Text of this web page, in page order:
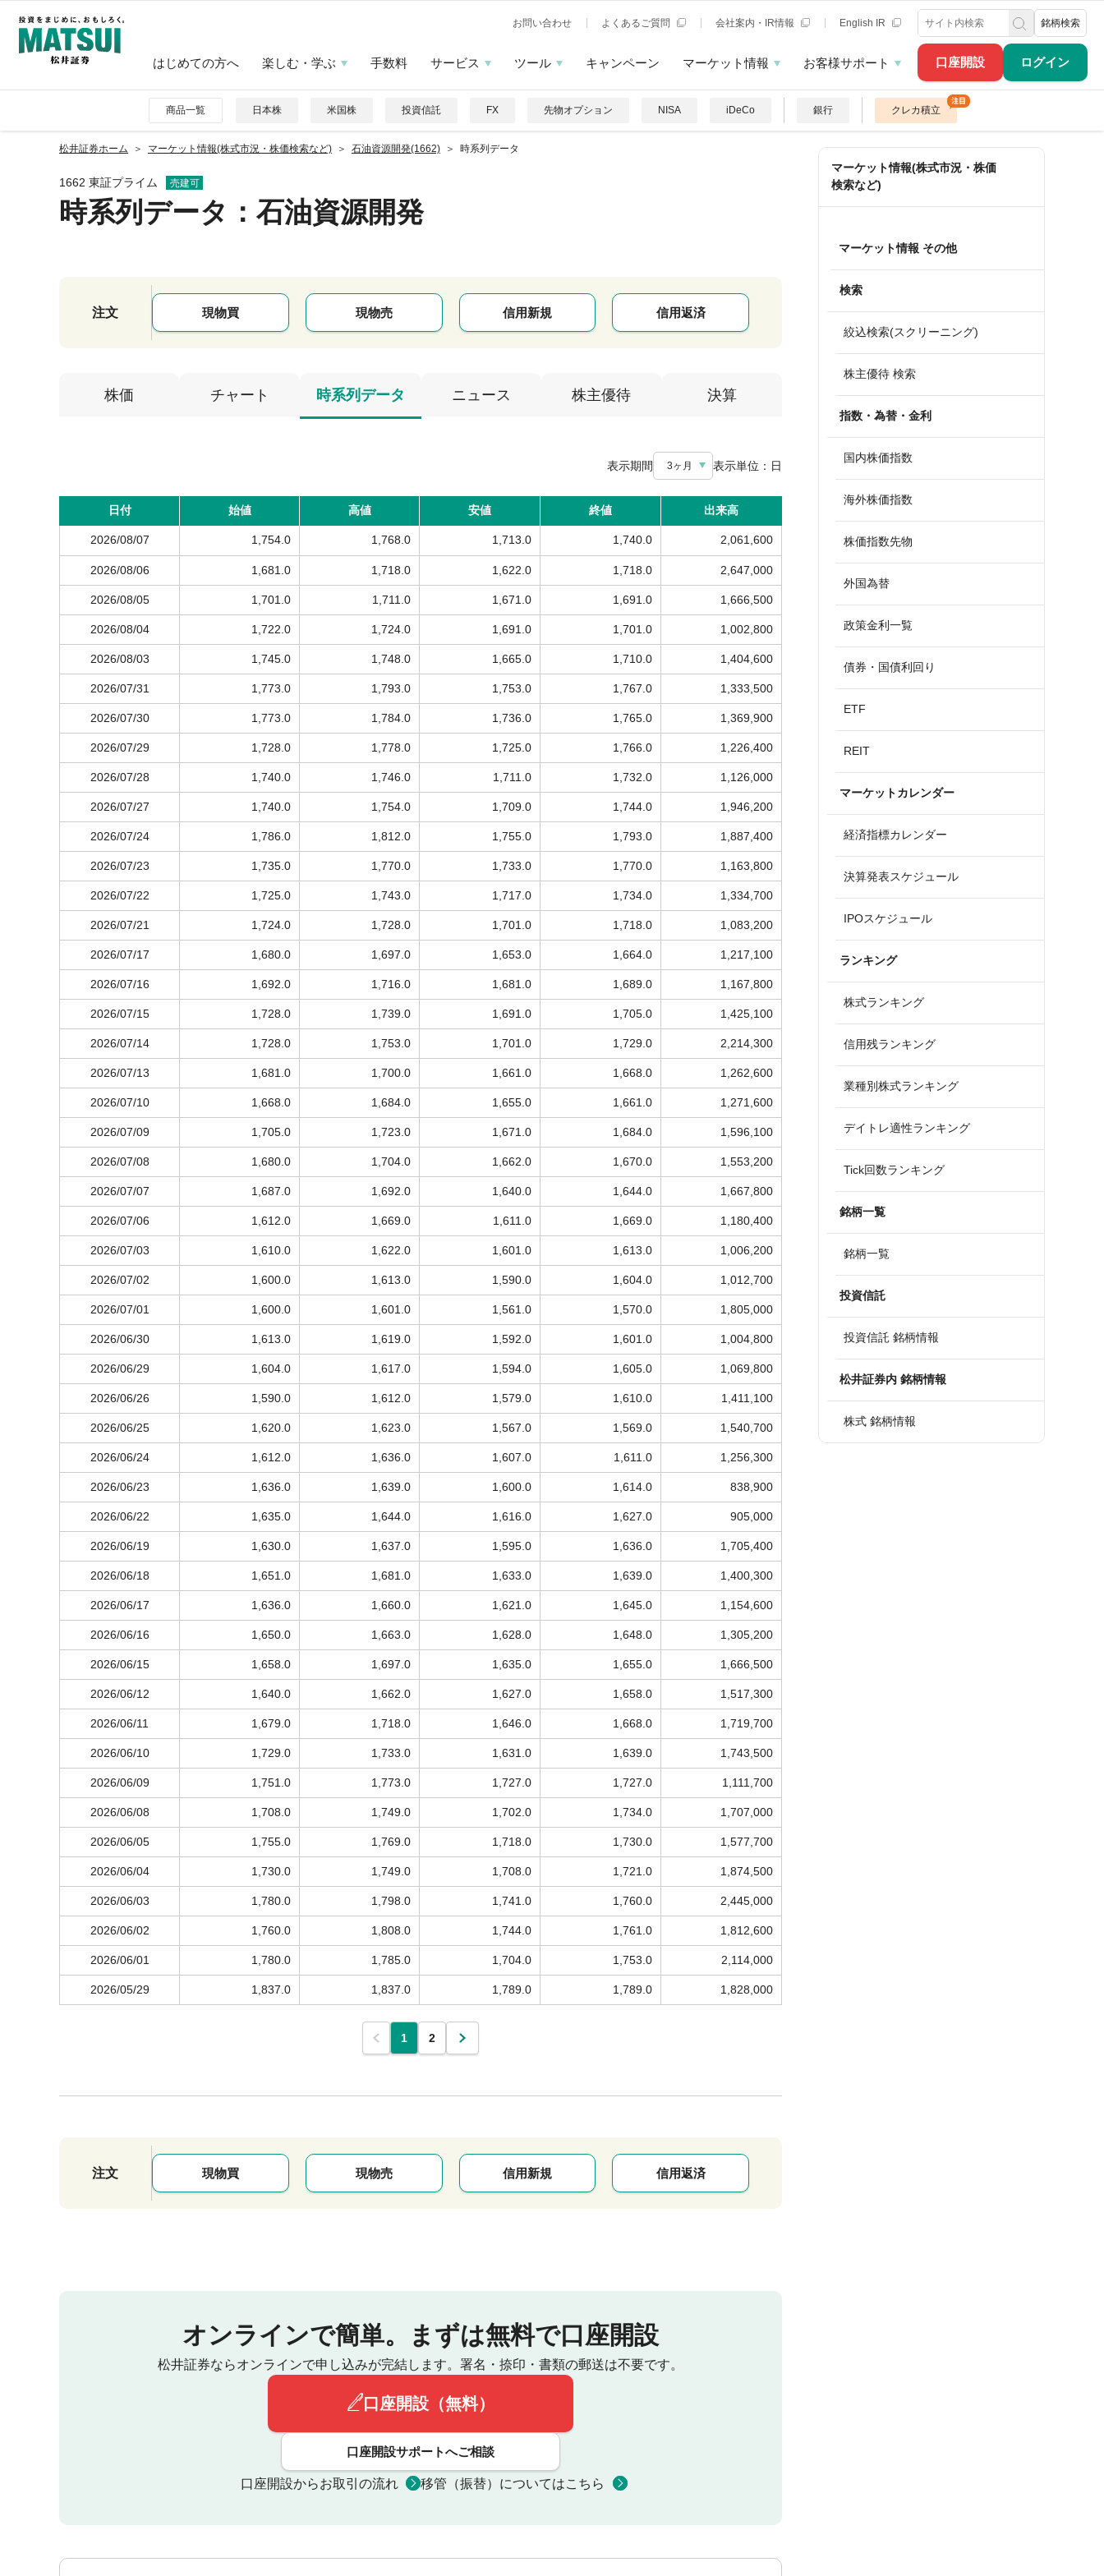
口座開設 ログイン
お問い合わせ よくあるご質問 会社案内・IR情報 English IR 銘柄検索
はじめての方へ 楽しむ・学ぶ 手数料 サービス ツール キャンペーン マーケット情報 お客様サポート
商品一覧 日本株 米国株 投資信託 FX 先物オプション NISA iDeCo 銀行 クレカ積立
松井証券ホーム マーケット情報(株式市況・株価検索など) 石油資源開発(1662) 時系列データ
1662 東証プライム 売建可
時系列データ ：石油資源開発
注文 現物買 現物売 信用新規 信用返済
株価 チャート 時系列データ ニュース 株主優待 決算
表示期間 3ヶ月 表示単位： 日
日付 始値 高値 安値 終値 出来高
2026/08/07 1,754.0 1,768.0 1,713.0 1,740.0 2,061,600
2026/08/06 1,681.0 1,718.0 1,622.0 1,718.0 2,647,000
2026/08/05 1,701.0 1,711.0 1,671.0 1,691.0 1,666,500
2026/08/04 1,722.0 1,724.0 1,691.0 1,701.0 1,002,800
2026/08/03 1,745.0 1,748.0 1,665.0 1,710.0 1,404,600
2026/07/31 1,773.0 1,793.0 1,753.0 1,767.0 1,333,500
2026/07/30 1,773.0 1,784.0 1,736.0 1,765.0 1,369,900
2026/07/29 1,728.0 1,778.0 1,725.0 1,766.0 1,226,400
2026/07/28 1,740.0 1,746.0 1,711.0 1,732.0 1,126,000
2026/07/27 1,740.0 1,754.0 1,709.0 1,744.0 1,946,200
2026/07/24 1,786.0 1,812.0 1,755.0 1,793.0 1,887,400
2026/07/23 1,735.0 1,770.0 1,733.0 1,770.0 1,163,800
2026/07/22 1,725.0 1,743.0 1,717.0 1,734.0 1,334,700
2026/07/21 1,724.0 1,728.0 1,701.0 1,718.0 1,083,200
2026/07/17 1,680.0 1,697.0 1,653.0 1,664.0 1,217,100
2026/07/16 1,692.0 1,716.0 1,681.0 1,689.0 1,167,800
2026/07/15 1,728.0 1,739.0 1,691.0 1,705.0 1,425,100
2026/07/14 1,728.0 1,753.0 1,701.0 1,729.0 2,214,300
2026/07/13 1,681.0 1,700.0 1,661.0 1,668.0 1,262,600
2026/07/10 1,668.0 1,684.0 1,655.0 1,661.0 1,271,600
2026/07/09 1,705.0 1,723.0 1,671.0 1,684.0 1,596,100
2026/07/08 1,680.0 1,704.0 1,662.0 1,670.0 1,553,200
2026/07/07 1,687.0 1,692.0 1,640.0 1,644.0 1,667,800
2026/07/06 1,612.0 1,669.0 1,611.0 1,669.0 1,180,400
2026/07/03 1,610.0 1,622.0 1,601.0 1,613.0 1,006,200
2026/07/02 1,600.0 1,613.0 1,590.0 1,604.0 1,012,700
2026/07/01 1,600.0 1,601.0 1,561.0 1,570.0 1,805,000
2026/06/30 1,613.0 1,619.0 1,592.0 1,601.0 1,004,800
2026/06/29 1,604.0 1,617.0 1,594.0 1,605.0 1,069,800
2026/06/26 1,590.0 1,612.0 1,579.0 1,610.0 1,411,100
2026/06/25 1,620.0 1,623.0 1,567.0 1,569.0 1,540,700
2026/06/24 1,612.0 1,636.0 1,607.0 1,611.0 1,256,300
2026/06/23 1,636.0 1,639.0 1,600.0 1,614.0 838,900
2026/06/22 1,635.0 1,644.0 1,616.0 1,627.0 905,000
2026/06/19 1,630.0 1,637.0 1,595.0 1,636.0 1,705,400
2026/06/18 1,651.0 1,681.0 1,633.0 1,639.0 1,400,300
2026/06/17 1,636.0 1,660.0 1,621.0 1,645.0 1,154,600
2026/06/16 1,650.0 1,663.0 1,628.0 1,648.0 1,305,200
2026/06/15 1,658.0 1,697.0 1,635.0 1,655.0 1,666,500
2026/06/12 1,640.0 1,662.0 1,627.0 1,658.0 1,517,300
2026/06/11 1,679.0 1,718.0 1,646.0 1,668.0 1,719,700
2026/06/10 1,729.0 1,733.0 1,631.0 1,639.0 1,743,500
2026/06/09 1,751.0 1,773.0 1,727.0 1,727.0 1,111,700
2026/06/08 1,708.0 1,749.0 1,702.0 1,734.0 1,707,000
2026/06/05 1,755.0 1,769.0 1,718.0 1,730.0 1,577,700
2026/06/04 1,730.0 1,749.0 1,708.0 1,721.0 1,874,500
2026/06/03 1,780.0 1,798.0 1,741.0 1,760.0 2,445,000
2026/06/02 1,760.0 1,808.0 1,744.0 1,761.0 1,812,600
2026/06/01 1,780.0 1,785.0 1,704.0 1,753.0 2,114,000
2026/05/29 1,837.0 1,837.0 1,789.0 1,789.0 1,828,000
1 2
注文 現物買 現物売 信用新規 信用返済
オンラインで簡単。 まずは無料で口座開設
松井証券ならオンラインで申し込みが完結します。 署名・捺印・書類の郵送は不要です。
口座開設（無料）
口座開設サポートへご相談
口座開設からお取引の流れ 移管（振替）についてはこちら
マーケット情報(株式市況・株価
検索など)
マーケット情報 その他
検索
絞込検索(スクリーニング)
株主優待 検索
指数・為替・金利
国内株価指数
海外株価指数
株価指数先物
外国為替
政策金利一覧
債券・国債利回り
ETF
REIT
マーケットカレンダー
経済指標カレンダー
決算発表スケジュール
IPOスケジュール
ランキング
株式ランキング
信用残ランキング
業種別株式ランキング
デイトレ適性ランキング
Tick回数ランキング
銘柄一覧
銘柄一覧
投資信託
投資信託 銘柄情報
松井証券内 銘柄情報
株式 銘柄情報